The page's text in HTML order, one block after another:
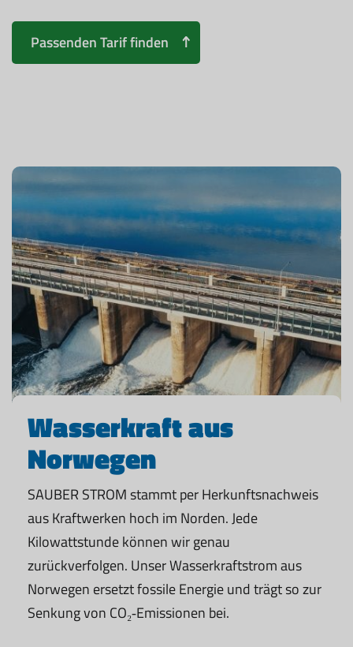
Passenden Tarif finden
Wasserkraft aus
Norwegen
SAUBER STROM stammt per Herkunftsnachweis
aus Kraftwerken hoch im Norden. Jede
Kilowattstunde können wir genau
zurückverfolgen. Unser Wasserkraftstrom aus
Norwegen ersetzt fossile Energie und trägt so zur
Senkung von CO₂‑Emissionen bei.